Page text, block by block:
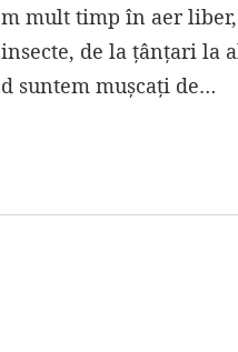
mult timp în aer
de la țânțari la
suntem mușcați de…